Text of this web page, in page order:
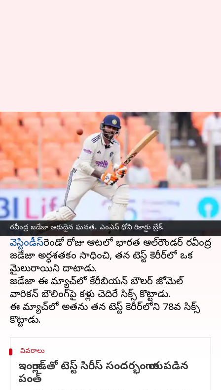
ర‌వీంద్ర జ‌డేజా అరుదైన ఘ‌న‌త.. ఎంఎస్‌ ధోని రికార్డు బ్రేక్‌..
IND vs WI: ర‌వీంద్ర జ‌డేజా అరుదైన
ఘ‌న‌త.. ఎంఎస్‌ ధోని రికార్డు బ్రేక్‌..
వ్రాసిన వారు Sirish Praharaju Oct 03, 2025 04:37 pm
ఈ వార్తాకథనం ఏంటి
అహ్మదాబాద్‌మైదానంలో జరుగుతున్న తొలి టెస్ట్‌
మ్యాచ్‌లో భారత్‌, వెస్టిండీస్‌ జట్లు మొదటి టెస్ట్‌ మ్యాచ్‌
వెస్టిండీస్‌రెండో రోజు ఆటలో భారత ఆల్‌రౌండర్‌ రవీంద్ర
జడేజా అర్ధశతకం సాధించి, తన టెస్ట్‌ కెరీర్‌లో ఒక
మైలురాయిని దాటాడు.
జడేజా ఈ మ్యాచ్‌లో కేరీబియన్ బౌలర్‌ జోమెల్‌
వారికన్‌ బౌలింగ్‌పై కళ్లు చెదిరే సిక్స్‌ కొట్టాడు.
ఈ మ్యాచ్‌లో అతను తన టెస్ట్‌ కెరీర్‌లోని 78వ సిక్స్‌
వివరాలు
ఇంగ్లాండ్‌తో టెస్ట్‌ సిరీస్‌ సందర్భంగా గాయపడిన
పంత్